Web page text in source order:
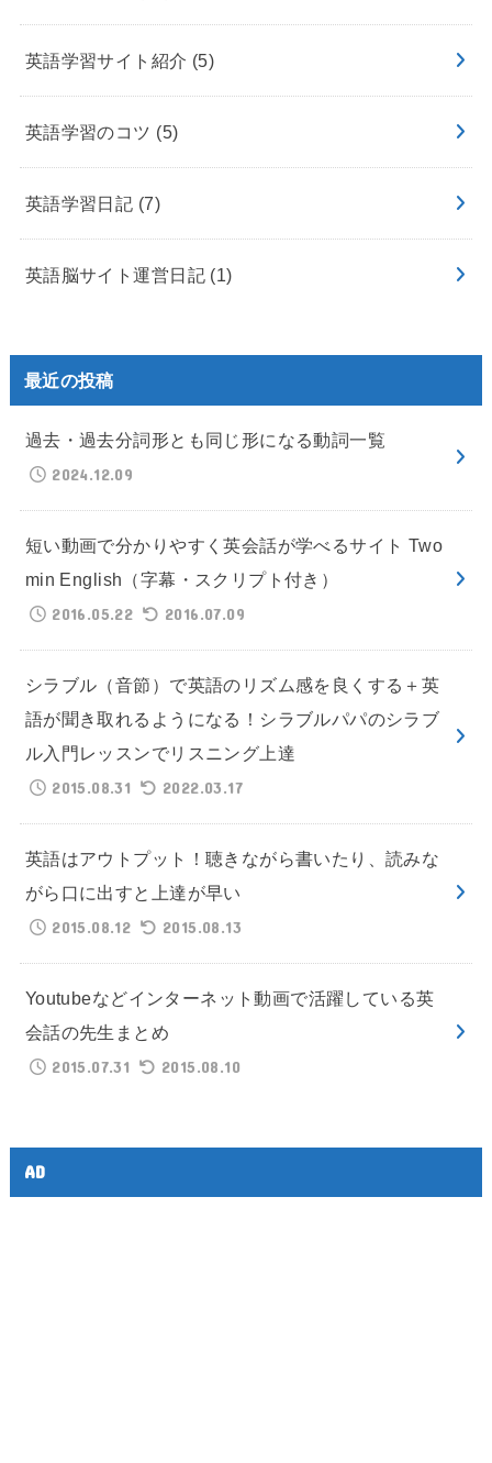
英語学習サイト紹介 (5)
英語学習のコツ (5)
英語学習日記 (7)
英語脳サイト運営日記 (1)
最近の投稿
過去・過去分詞形とも同じ形になる動詞一覧
2024.12.09
短い動画で分かりやすく英会話が学べるサイト Two
min English（字幕・スクリプト付き）
2016.05.22
2016.07.09
シラブル（音節）で英語のリズム感を良くする＋英
語が聞き取れるようになる！シラブルパパのシラブ
ル入門レッスンでリスニング上達
2015.08.31
2022.03.17
英語はアウトプット！聴きながら書いたり、読みな
がら口に出すと上達が早い
2015.08.12
2015.08.13
Youtubeなどインターネット動画で活躍している英
会話の先生まとめ
2015.07.31
2015.08.10
AD